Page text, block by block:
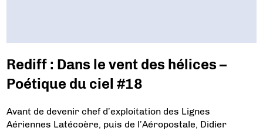
Rediff : Dans le vent des hélices –
Poétique du ciel #18
Avant de devenir chef d’exploitation des Lignes
Aériennes Latécoère, puis de l’Aéropostale, Didier